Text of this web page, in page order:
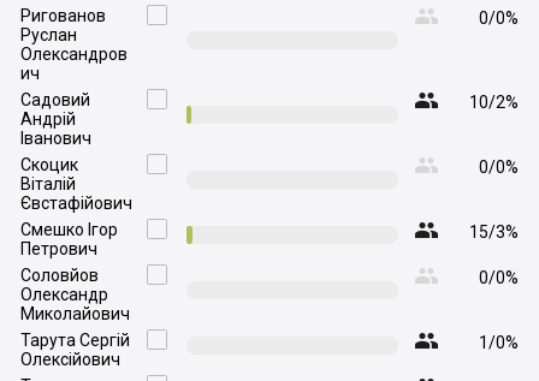

Ригованов
Руслан
Олександров
ич
 0/0%

Садовий
Андрій
Іванович
 10/2%

Скоцик
Віталій
Євстафійович
 0/0%

Смешко Ігор
Петрович
 15/3%

Соловйов
Олександр
Миколайович
 0/0%

Тарута Сергій
Олексійович
 1/0%